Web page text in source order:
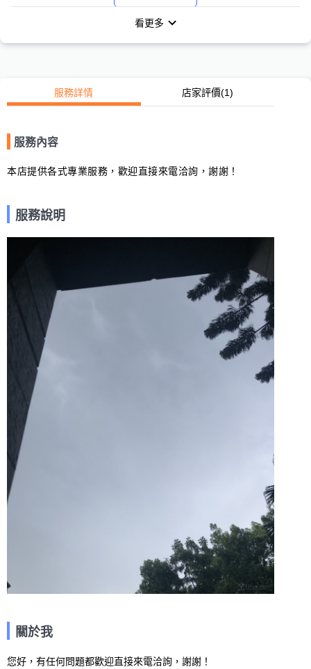
看更多
服務詳情 店家評價(1)
服務內容
本店提供各式專業服務，歡迎直接來電洽詢，謝謝！
服務說明
關於我
您好，有任何問題都歡迎直接來電洽詢，謝謝！